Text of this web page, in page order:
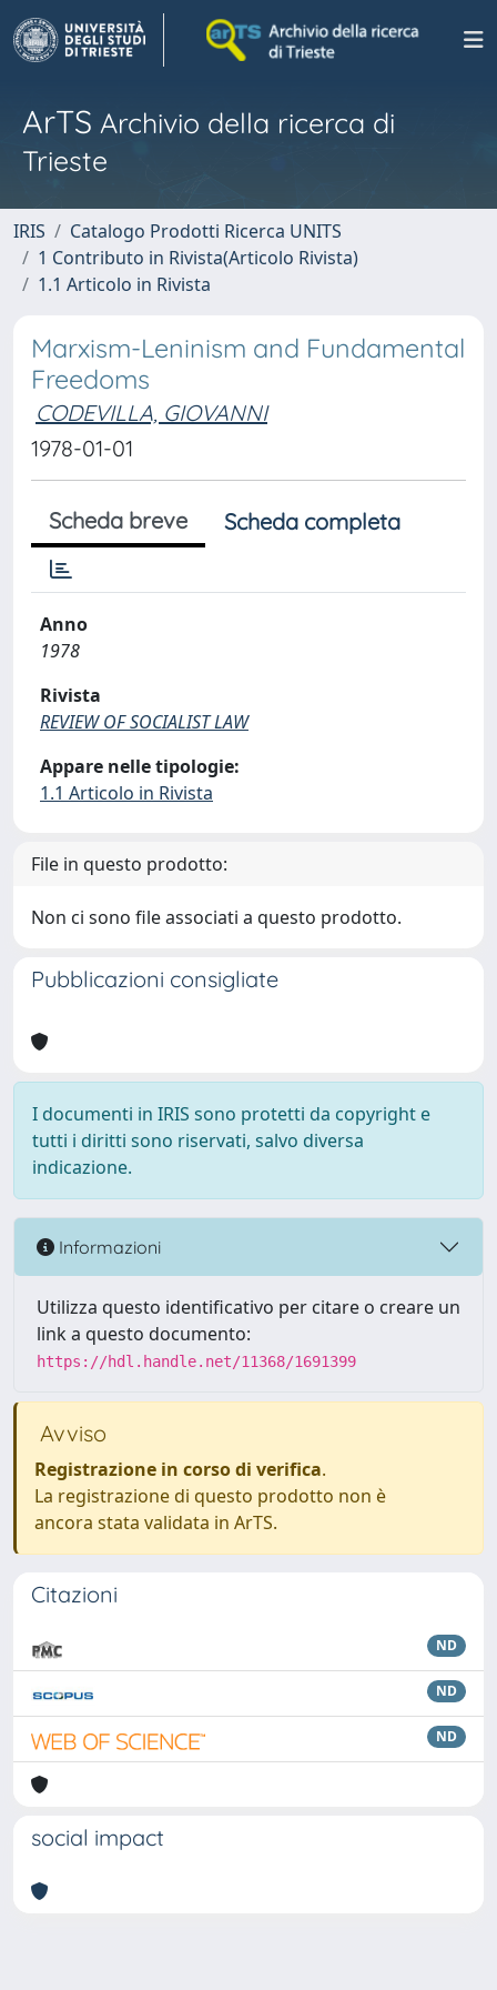
ArTS Archivio della ricerca di
Trieste
IRIS
Catalogo Prodotti Ricerca UNITS
1 Contributo in Rivista(Articolo Rivista)
1.1 Articolo in Rivista
Marxism-Leninism and Fundamental
Freedoms
CODEVILLA, GIOVANNI
1978-01-01
Scheda breve Scheda completa
Anno
1978
Rivista
REVIEW OF SOCIALIST LAW
Appare nelle tipologie:
1.1 Articolo in Rivista
File in questo prodotto:
Non ci sono file associati a questo prodotto.
Pubblicazioni consigliate
I documenti in IRIS sono protetti da copyright e
tutti i diritti sono riservati, salvo diversa
indicazione.
Informazioni
Utilizza questo identificativo per citare o creare un
link a questo documento:
https://hdl.handle.net/11368/1691399
Avviso
Registrazione in corso di verifica.
La registrazione di questo prodotto non è
ancora stata validata in ArTS.
Citazioni
ND
ND
ND
social impact